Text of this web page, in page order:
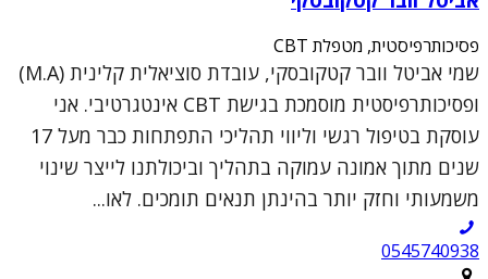
פסיכותרפיסטית, מטפלת CBT
שמי אביטל וובר קטקובסקי, עובדת סוציאלית קלינית (M.A)
ופסיכותרפיסטית מוסמכת בגישת CBT אינטגרטיבי. אני
עוסקת בטיפול רגשי וליווי תהליכי התפתחות כבר מעל 17
שנים מתוך אמונה עמוקה בתהליך וביכולתנו לייצר שינוי
משמעותי וחזק יותר בהינתן תנאים תומכים. לאו...
0545740938